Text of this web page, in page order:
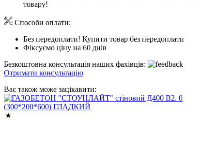
товару!
Способи оплати:
Без передоплати! Купити товар без передоплати
Фіксуємо ціну на 60 днів
Безкоштовна консультація наших фахівців:
Отримати консультацію
Вас також може зацікавити: